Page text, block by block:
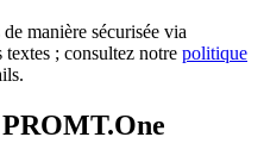
manière sécurisée via
; consultez notre politique